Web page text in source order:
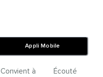
Appli Mobile
Convient à
Écouté